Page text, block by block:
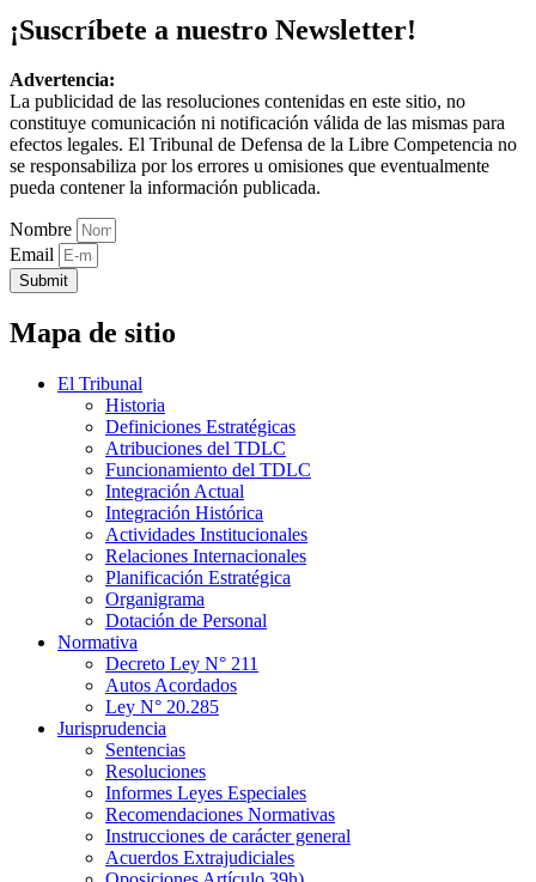
¡Suscríbete a nuestro Newsletter!
Advertencia:
La publicidad de las resoluciones contenidas en este sitio, no
constituye comunicación ni notificación válida de las mismas para
efectos legales. El Tribunal de Defensa de la Libre Competencia no
se responsabiliza por los errores u omisiones que eventualmente
pueda contener la información publicada.
Nombre
Email
Submit
Mapa de sitio
El Tribunal
Historia
Definiciones Estratégicas
Atribuciones del TDLC
Funcionamiento del TDLC
Integración Actual
Integración Histórica
Actividades Institucionales
Relaciones Internacionales
Planificación Estratégica
Organigrama
Dotación de Personal
Normativa
Decreto Ley N° 211
Autos Acordados
Ley N° 20.285
Jurisprudencia
Sentencias
Resoluciones
Informes Leyes Especiales
Recomendaciones Normativas
Instrucciones de carácter general
Acuerdos Extrajudiciales